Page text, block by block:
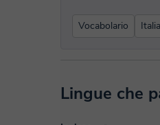
Vocabolario
Lingue che